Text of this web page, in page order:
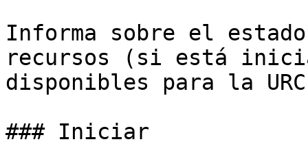
Informa sobre el
recursos (si está
disponibles para la
### Iniciar